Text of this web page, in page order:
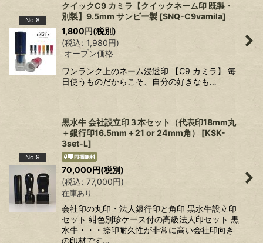
No.8
クイックC9 カミラ【クイックネーム印 既製・
別製】9.5mm サンビー製 [SNQ-C9vamila]
1,800円(税別)
(税込: 1,980円)
オープン価格
ワンランク上のネーム浸透印 【C9 カミラ】 毎
日使うものだからこそ、自分の好きなも…
No.9
黒水牛 会社設立印３本セット（代表印18mm丸
＋銀行印16.5mm＋21 or 24mm角）
[KSK-
3set-L]
70,000円(税別)
(税込: 77,000円)
在庫あり
会社印の丸印・法人銀行印と角印 黒水牛設立印
セット 紺色別珍ケース付の高級法人印セット 黒
水牛・・・捺印耐久性が非常に高い会社印向き
の印材です…